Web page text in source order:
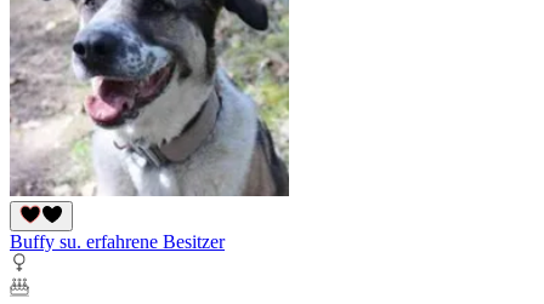
Buffy su. erfahrene Besitzer